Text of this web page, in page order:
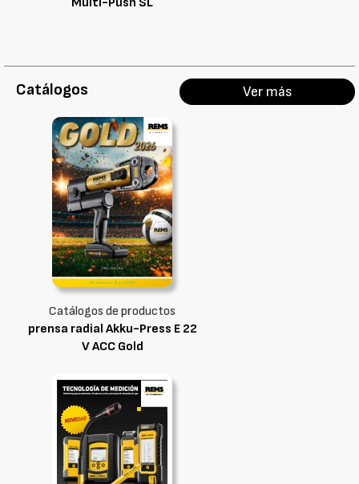
Catálogos Ver más
Catálogos de productos
prensa radial Akku-Press E 22
V ACC Gold